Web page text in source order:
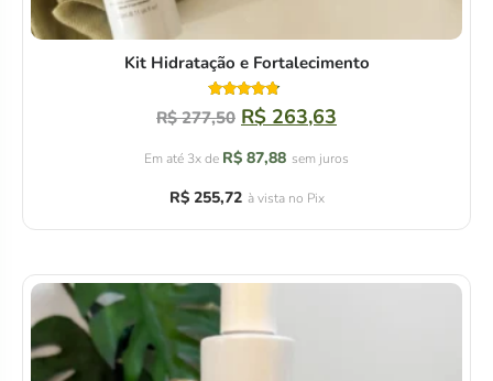
Kit Hidratação e Fortalecimento
Avaliação
4.50
R$277,50 R$ 263,63
Em até 3x de R$ 87,88 sem juros
R$255,72 à vista no Pix